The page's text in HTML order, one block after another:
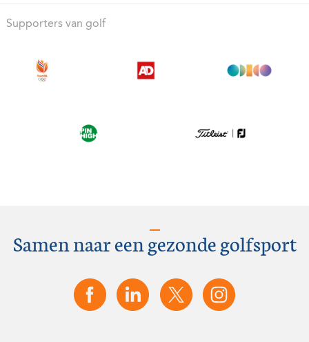
Supporters van golf
Samen naar een gezonde golfsport